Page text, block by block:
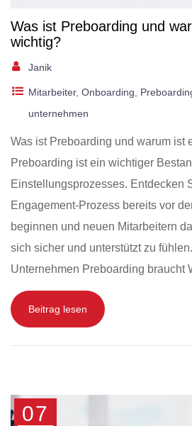
Was ist Preboarding und
wichtig?
Janik
Mitarbeiter, Onboarding
unternehmen
Was ist Preboarding und warum ist
Preboarding ist ein wichtiger
Einstellungsprozesses. Entdecken
Engagement-Prozess bereits vor
beginnen und neuen Mitarbeitern
sich sicher und unterstützt zu
Unternehmen Preboarding braucht
Beitrag lesen
07